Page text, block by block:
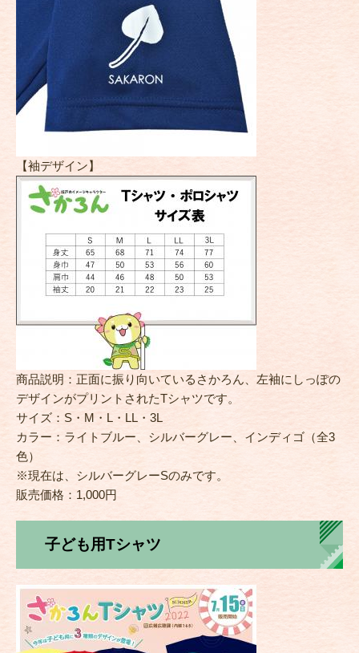
【袖デザイン】
商品説明：正面に振り向いているさかろん、左袖にしっぽの
デザインがプリントされたTシャツです。
サイズ：S・M・L・LL・3L
カラー：ライトブルー、シルバーグレー、インディゴ（全3
色）
※現在は、シルバーグレーSのみです。
販売価格：1,000円
子ども用Tシャツ